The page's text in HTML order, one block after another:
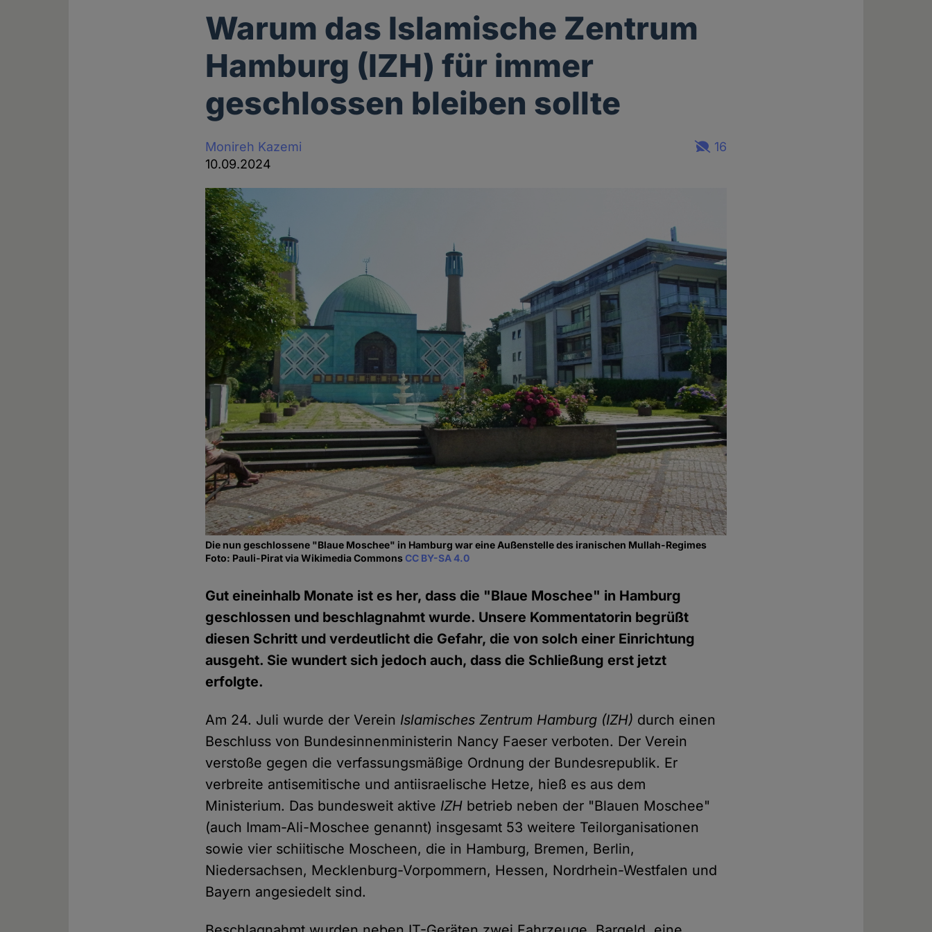
Warum das Islamische Zentrum
Hamburg (IZH) für immer
geschlossen bleiben sollte
Monireh Kazemi
10.09.2024
16
Die nun geschlossene "Blaue Moschee" in Hamburg war eine Außenstelle des iranischen Mullah-Regimes
Foto: Pauli-Pirat via Wikimedia CommonsCC BY-SA 4.0
Gut eineinhalb Monate ist es her, dass die "Blaue Moschee" in Hamburg
geschlossen und beschlagnahmt wurde. Unsere Kommentatorin begrüßt
diesen Schritt und verdeutlicht die Gefahr, die von solch einer Einrichtung
ausgeht. Sie wundert sich jedoch auch, dass die Schließung erst jetzt
erfolgte.
Am 24. Juli wurde der Verein Islamisches Zentrum Hamburg (IZH) durch einen
Beschluss von Bundesinnenministerin Nancy Faeser verboten. Der Verein
verstoße gegen die verfassungsmäßige Ordnung der Bundesrepublik. Er
verbreite antisemitische und antiisraelische Hetze, hieß es aus dem
Ministerium. Das bundesweit aktive IZH betrieb neben der "Blauen Moschee"
(auch Imam-Ali-Moschee genannt) insgesamt 53 weitere Teilorganisationen
sowie vier schiitische Moscheen, die in Hamburg, Bremen, Berlin,
Niedersachsen, Mecklenburg-Vorpommern, Hessen, Nordrhein-Westfalen und
Bayern angesiedelt sind.